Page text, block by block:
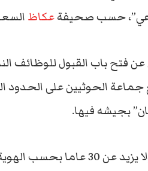
حسب صحيفةعكاظ
فتح باب القبول للوظائف
الحوثيين على الحدود
بجيشه فيها.
ومن الشروط أيضا “لا يقل عمر المتقدم عن 17 عاما، ولا